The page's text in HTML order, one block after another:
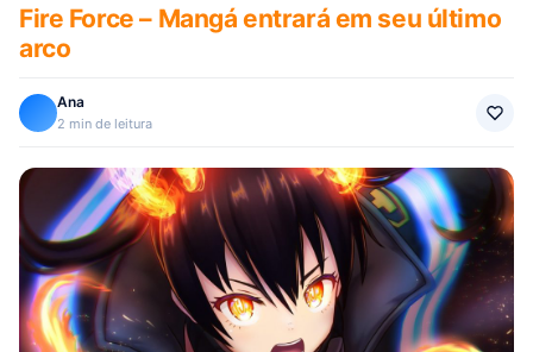
Fire Force – Mangá entrará em seu último
arco
Ana
2 min de leitura